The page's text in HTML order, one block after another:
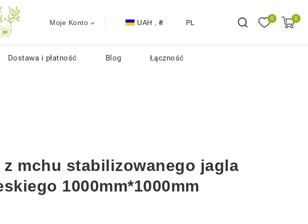
Moje Konto UAH , ₴ PL 0 0
Dostawa i płatność Blog Łączność
z mchu stabilizowanego jagla
1000mm*1000mm